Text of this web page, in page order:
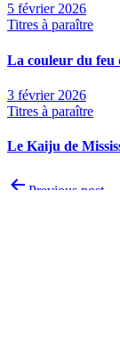
5 février 2026
Titres à paraître
La couleur du feu
3 février 2026
Titres à paraître
Le Kaiju de
Navigation
Previous post